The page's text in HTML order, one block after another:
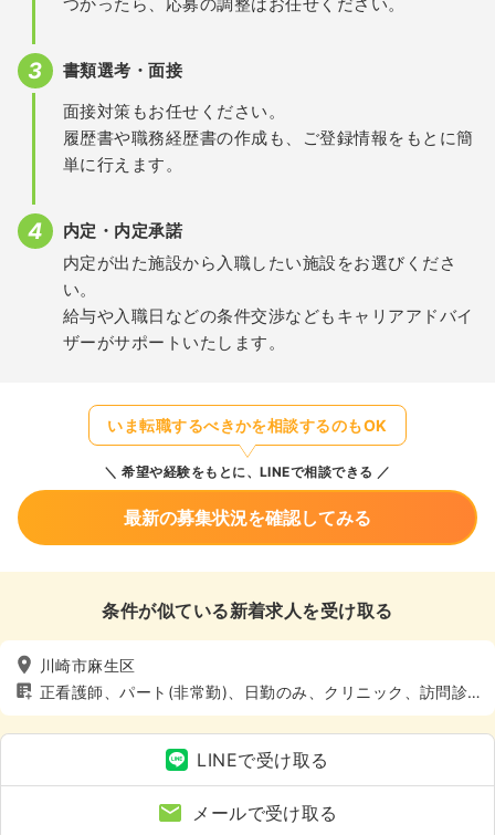
書類選考・面接
面接対策もお任せください。
履歴書や職務経歴書の作成も、ご登録情報をもとに簡
単に行えます。
内定・内定承諾
内定が出た施設から入職したい施設をお選びくださ
い。
給与や入職日などの条件交渉などもキャリアアドバイ
ザーがサポートいたします。
いま転職するべきかを相談するのもOK
希望や経験をもとに、LINEで相談できる
最新の募集状況を確認してみる
条件が似ている新着求人を受け取る
川崎市麻生区
正看護師、パート(非常勤)、日勤のみ、クリニック、訪問診
療、4週8休以上
LINEで受け取る
メールで受け取る